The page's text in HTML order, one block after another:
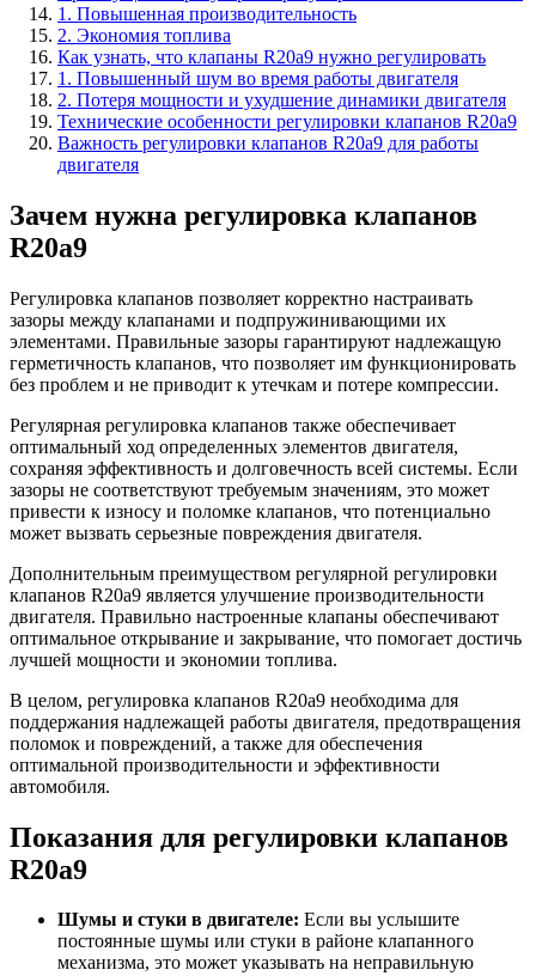
1. Повышенная производительность
2. Экономия топлива
Как узнать, что клапаны R20a9 нужно регулировать
1. Повышенный шум во время работы двигателя
2. Потеря мощности и ухудшение динамики двигателя
Технические особенности регулировки клапанов R20a9
Важность регулировки клапанов R20a9 для работы
двигателя
Зачем нужна регулировка клапанов
R20a9
Регулировка клапанов позволяет корректно настраивать
зазоры между клапанами и подпружинивающими их
элементами. Правильные зазоры гарантируют надлежащую
герметичность клапанов, что позволяет им функционировать
без проблем и не приводит к утечкам и потере компрессии.
Регулярная регулировка клапанов также обеспечивает
оптимальный ход определенных элементов двигателя,
сохраняя эффективность и долговечность всей системы. Если
зазоры не соответствуют требуемым значениям, это может
привести к износу и поломке клапанов, что потенциально
может вызвать серьезные повреждения двигателя.
Дополнительным преимуществом регулярной регулировки
клапанов R20a9 является улучшение производительности
двигателя. Правильно настроенные клапаны обеспечивают
оптимальное открывание и закрывание, что помогает достичь
лучшей мощности и экономии топлива.
В целом, регулировка клапанов R20a9 необходима для
поддержания надлежащей работы двигателя, предотвращения
поломок и повреждений, а также для обеспечения
оптимальной производительности и эффективности
автомобиля.
Показания для регулировки клапанов
R20a9
Шумы и стуки в двигателе: Если вы услышите
постоянные шумы или стуки в районе клапанного
механизма, это может указывать на неправильную